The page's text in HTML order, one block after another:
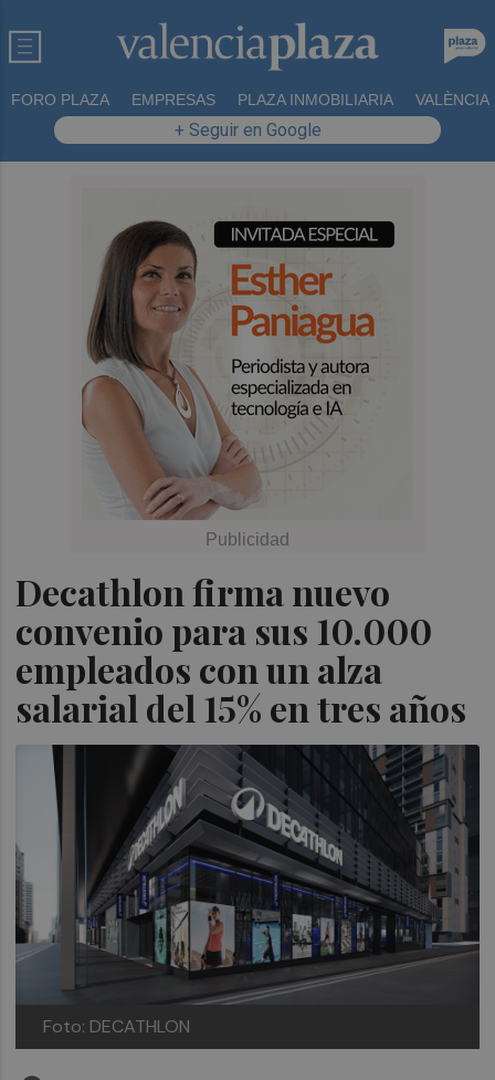
FORO PLAZA EMPRESAS PLAZA INMOBILIARIA VALÈNCIA
+ Seguir en Google
Decathlon firma nuevo
convenio para sus 10.000
empleados con un alza
salarial del 15% en tres años
Foto: DECATHLON